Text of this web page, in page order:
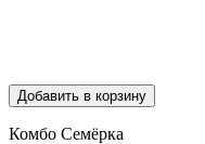
Добавить в корзину
Комбо Семёрка